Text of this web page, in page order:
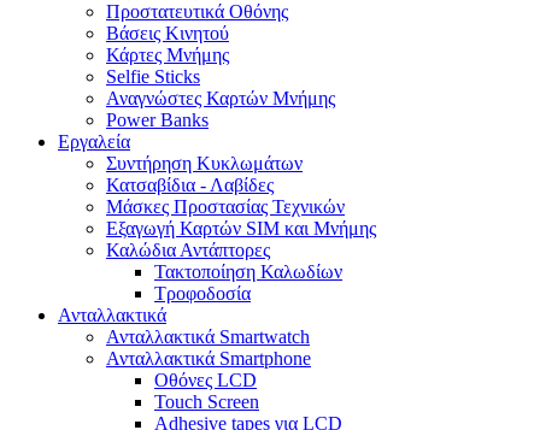
Προστατευτικά Οθόνης
Βάσεις Κινητού
Κάρτες Μνήμης
Selfie Sticks
Αναγνώστες Καρτών Μνήμης
Power Banks
Εργαλεία
Συντήρηση Κυκλωμάτων
Κατσαβίδια - Λαβίδες
Μάσκες Προστασίας Τεχνικών
Εξαγωγή Καρτών SIM και Μνήμης
Καλώδια Αντάπτορες
Τακτοποίηση Καλωδίων
Τροφοδοσία
Ανταλλακτικά
Ανταλλακτικά Smartwatch
Ανταλλακτικά Smartphone
Οθόνες LCD
Touch Screen
Adhesive tapes για LCD